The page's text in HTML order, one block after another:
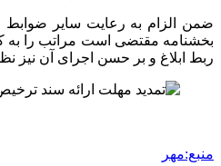
ضمن الزام به رعایت سایر ضوابط
بخشنامه مقتضی است مراتب را به
ربط ابلاغ و بر حسن اجرای آن نیز
منبع:مهر